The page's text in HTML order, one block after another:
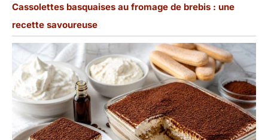
Cassolettes basquaises au fromage de brebis : une
recette savoureuse